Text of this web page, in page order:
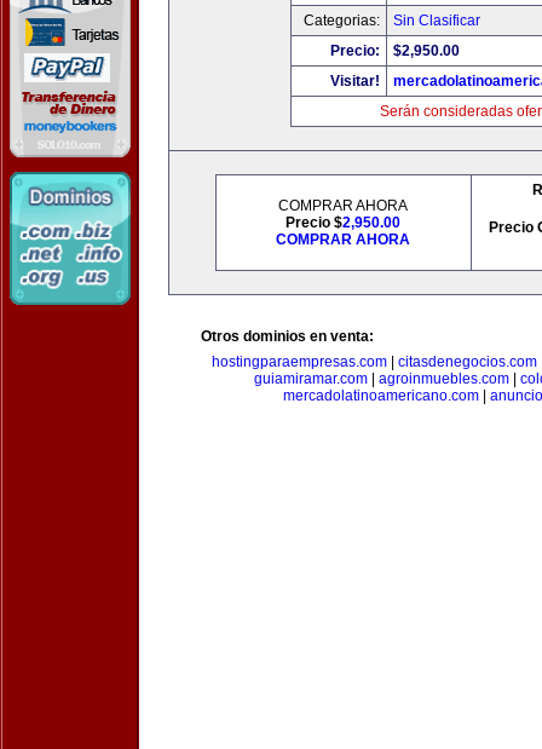
Categorias:
Sin Clasificar
Precio:
$2,950.00
Visitar!
Serán consideradas
COMPRAR AHORA
Precio $2,950.00
COMPRAR AHORA
Precio
Otros dominios en venta:
hostingparaempresas.com| citasdenegocios.com
guiamiramar.com| agroinmuebles.com|
mercadolatinoamericano.com|